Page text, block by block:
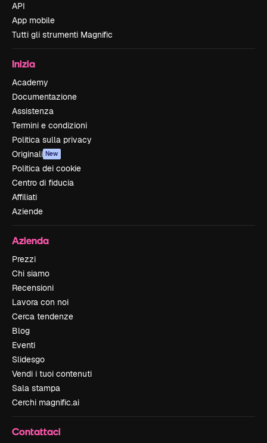
API
App mobile
Tutti gli strumenti Magnific
Inizia
Academy
Documentazione
Assistenza
Termini e condizioni
Politica sulla privacy
Originali New
Politica dei cookie
Centro di fiducia
Affiliati
Aziende
Azienda
Prezzi
Chi siamo
Recensioni
Lavora con noi
Cerca tendenze
Blog
Eventi
Slidesgo
Vendi i tuoi contenuti
Sala stampa
Cerchi magnific.ai
Contattaci